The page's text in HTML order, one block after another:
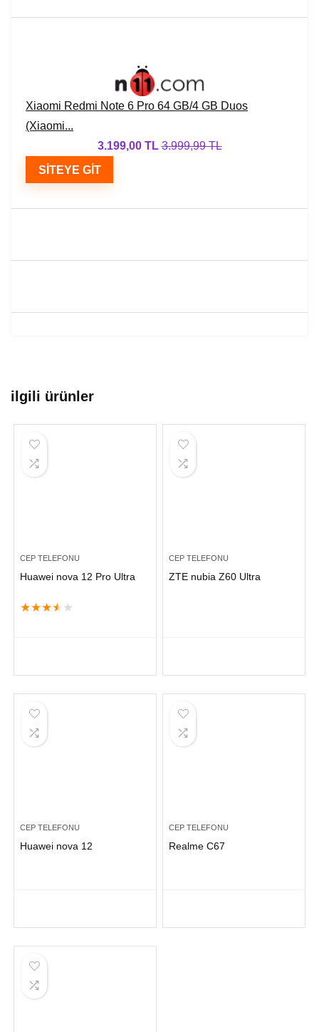
Xiaomi Redmi Note 6 Pro 64 GB/4 GB Duos
(Xiaomi...
3.199,00 TL3.999,99 TL
SITEYE GIT
ilgili ürünler
CEP TELEFONU
Huawei nova 12 Pro Ultra
★★★★ ★
CEP TELEFONU
ZTE nubia Z60 Ultra
CEP TELEFONU
Huawei nova 12
CEP TELEFONU
Realme C67